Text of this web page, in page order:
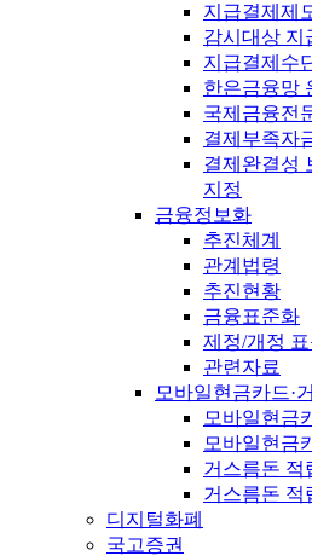
지급결제제
감시대상 지
지급결제수
한은금융망
국제금융전
결제부족자
결제완결성
지정
금융정보화
추진체계
관계법령
추진현황
금융표준화
제정/개정
관련자료
모바일현금카드·
모바일현금
모바일현금
거스름돈 적
거스름돈 적
디지털화폐
국고증권